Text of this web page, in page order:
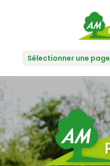
Sélectionner une page